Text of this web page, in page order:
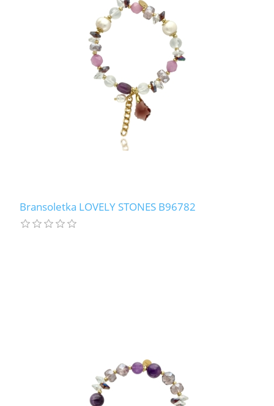
Bransoletka LOVELY STONES B96782